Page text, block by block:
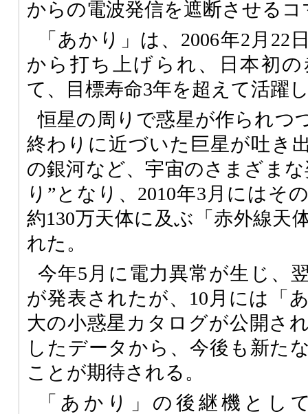
からの電波発信を遮断させる
「あかり」は、2006年2月22
から打ち上げられ、日本初
て、目標寿命3年を超えて活躍
恒星の周りで惑星が作られつ
終わりに近づいた巨星が吐き
の銀河など、宇宙のさまざま
り”となり、2010年3月にはそ
約130万天体に及ぶ「赤外線天
れた。
今年5月に電力異常が生じ、
が発表されたが、10月には「
大の小惑星カタログが公開さ
したデータから、今後も新た
ことが期待される。
「あかり」の後継機とし